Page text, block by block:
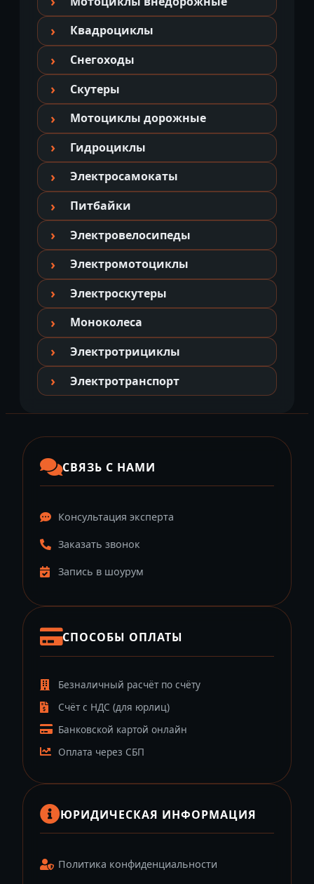
Квадроциклы
Снегоходы
Скутеры
Мотоциклы дорожные
Гидроциклы
Электросамокаты
Питбайки
Электровелосипеды
Электромотоциклы
Электроскутеры
Моноколеса
Электротрициклы
Электротранспорт
СВЯЗЬ С НАМИ
Консультация эксперта
Заказать звонок
Запись в шоурум
СПОСОБЫ ОПЛАТЫ
Безналичный расчёт по счёту
Счёт с НДС (для юрлиц)
Банковской картой онлайн
Оплата через СБП
ЮРИДИЧЕСКАЯ ИНФОРМАЦИЯ
Политика конфиденциальности